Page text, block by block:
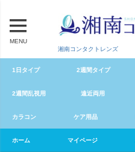
MENU
湘南コンタクトレンズ
1日タイプ 2週間タイプ
2週間乱視用 遠近両用
カラコン ケア用品
ホーム マイページ